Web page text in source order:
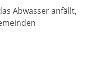
Abwasser anfällt,